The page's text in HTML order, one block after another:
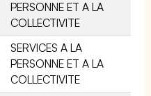
PERSONNE ET A LA
COLLECTIVITE
SERVICES A LA
PERSONNE ET A LA
COLLECTIVITE